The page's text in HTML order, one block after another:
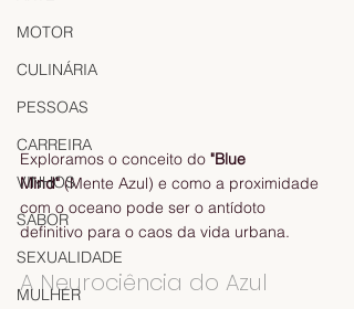
MOTOR
CULINÁRIA
PESSOAS
CARREIRA
VINHOS
SABOR
SEXUALIDADE
MULHER
Exploramos o conceito do "Blue
Mind" (Mente Azul) e como a proximidade
com o oceano pode ser o antídoto
definitivo para o caos da vida urbana.
A Neurociência do Azul